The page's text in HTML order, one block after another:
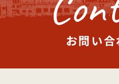
お問い合